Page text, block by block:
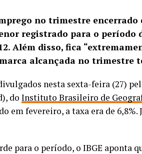
no trimestre encerrado
registrado para o período
Além disso, fica
alcançada no trimestre
nesta sexta-feira (27)
do Instituto Brasileiro de
em fevereiro, a taxa era de
para o período, o IBGE aponta